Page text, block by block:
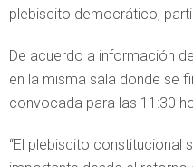
plebiscito democrático,
De acuerdo a información
en la misma sala donde se
convocada para las 11:30
“El plebiscito constitucional